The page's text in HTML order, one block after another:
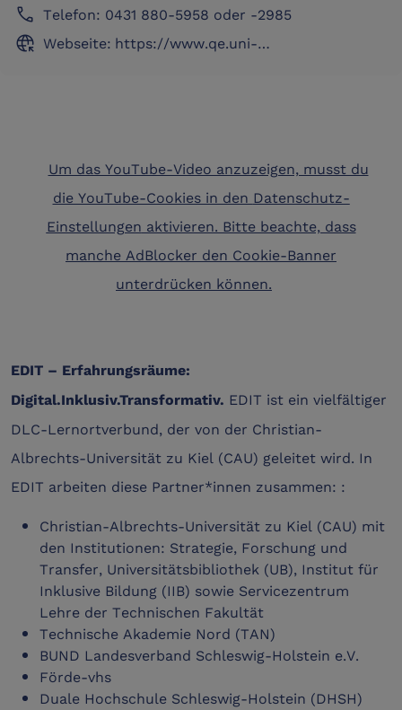
phone Telefon: 0431 880-5958 oder -2985
captive_portal Webseite: https://www.qe.uni-
Um das YouTube-Video anzuzeigen, musst du
die YouTube-Cookies in den Datenschutz-
Einstellungen aktivieren. Bitte beachte, dass
manche AdBlocker den Cookie-Banner
unterdrücken können.
EDIT – Erfahrungsräume:
Digital.Inklusiv.Transformativ. EDIT ist ein vielfältiger
DLC-Lernortverbund, der von der Christian-
Albrechts-Universität zu Kiel (CAU) geleitet wird. In
EDIT arbeiten diese Partner*innen zusammen: :
Christian-Albrechts-Universität zu Kiel (CAU) mit
den Institutionen: Strategie, Forschung und
Transfer, Universitätsbibliothek (UB), Institut für
Inklusive Bildung (IIB) sowie Servicezentrum
Lehre der Technischen Fakultät
Technische Akademie Nord (TAN)
BUND Landesverband Schleswig-Holstein e.V.
Förde-vhs
Duale Hochschule Schleswig-Holstein (DHSH)